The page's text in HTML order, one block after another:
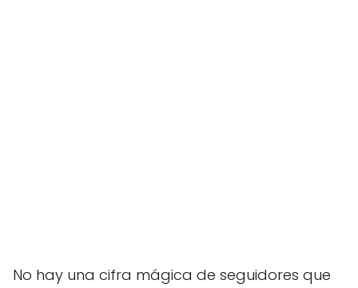
No hay una cifra mágica de seguidores que